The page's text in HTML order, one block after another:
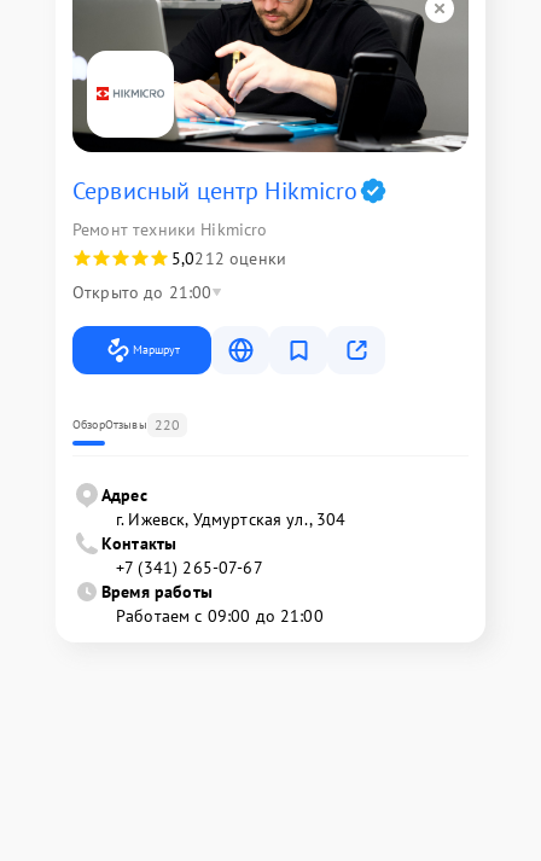
Сервисный центр Hikmicro
Ремонт техники Hikmicro
5,0212 оценки
Открыто до 21:00
Маршрут
ОбзорОтзывы 220
Адрес
г. Ижевск, Удмуртская ул., 304
Контакты
+7 (341) 265-07-67
Время работы
Работаем с 09:00 до 21:00